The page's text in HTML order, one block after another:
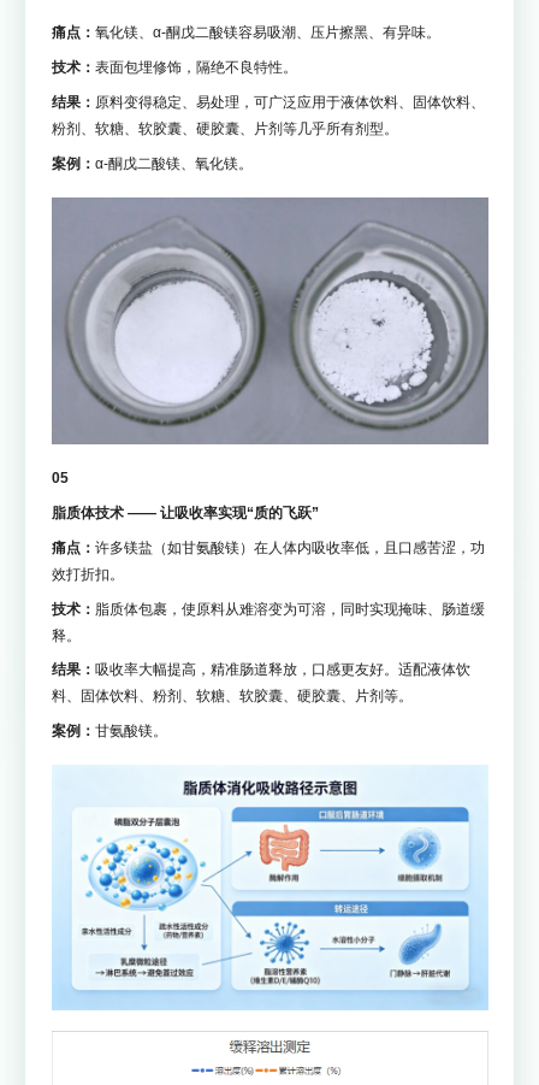
痛点： 氧化镁、α-酮戊二酸镁容易吸潮、压片擦黑、有异味。
技术： 表面包埋修饰，隔绝不良特性。
结果： 原料变得稳定、易处理，可广泛应用于液体饮料、固体饮料、
粉剂、软糖、软胶囊、硬胶囊、片剂等几乎所有剂型。
案例： α-酮戊二酸镁、氧化镁。
05
脂质体技术 —— 让吸收率实现“质的飞跃”
痛点： 许多镁盐（如甘氨酸镁）在人体内吸收率低，且口感苦涩，功
效打折扣。
技术： 脂质体包裹，使原料从难溶变为可溶，同时实现掩味、肠道缓
释。
结果： 吸收率大幅提高，精准肠道释放，口感更友好。适配液体饮
料、固体饮料、粉剂、软糖、软胶囊、硬胶囊、片剂等。
案例： 甘氨酸镁。